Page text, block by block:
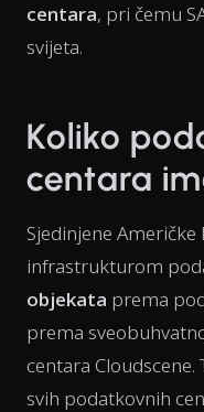
centara, pri čemu
svijeta.
Koliko
centara
Sjedinjene
infrastrukturom
objekata prema
prema
centara
svih podatkovnih